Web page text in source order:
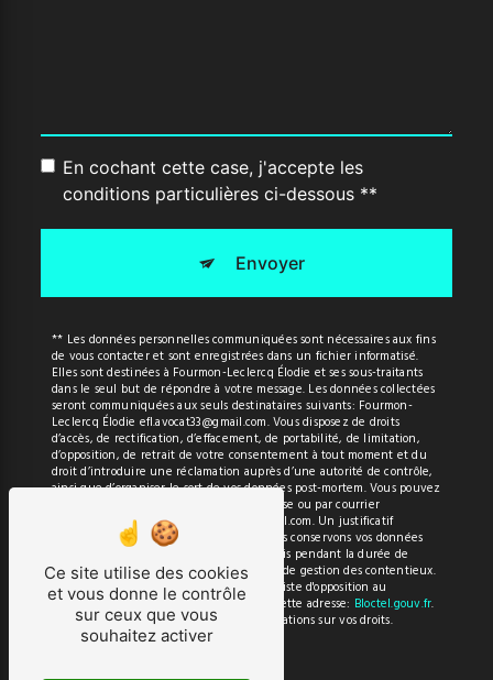
En cochant cette case, j'accepte les
conditions particulières ci-dessous **
Envoyer
** Les données personnelles communiquées sont nécessaires aux fins
de vous contacter et sont enregistrées dans un fichier informatisé.
Elles sont destinées à Fourmon-Leclercq Élodie et ses sous-traitants
dans le seul but de répondre à votre message. Les données collectées
seront communiquées aux seuls destinataires suivants: Fourmon-
Leclercq Élodie efl.avocat33@gmail.com. Vous disposez de droits
d’accès, de rectification, d’effacement, de portabilité, de limitation,
d’opposition, de retrait de votre consentement à tout moment et du
droit d’introduire une réclamation auprès d’une autorité de contrôle,
ainsi que d’organiser le sort de vos données post-mortem. Vous pouvez
exercer ces droits par voie postale à l'adresse ou par courrier
électronique à l'adresse efl.avocat33@gmail.com. Un justificatif
d'identité pourra vous être demandé. Nous conservons vos données
pendant la période de prise de contact puis pendant la durée de
prescription légale aux fins probatoires et de gestion des contentieux.
Vous avez le droit de vous inscrire sur la liste d'opposition au
démarchage téléphonique, disponible à cette adresse: Bloctel.gouv.fr.
Consultez le site cnil.fr pour plus d’informations sur vos droits.
Ce site utilise des cookies
et vous donne le contrôle
sur ceux que vous
souhaitez activer